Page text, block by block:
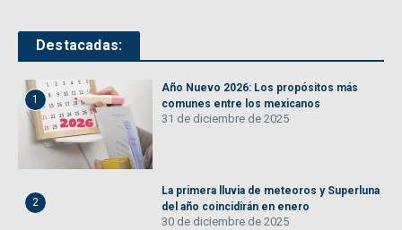
Destacadas:
1
Año Nuevo 2026: Los propósitos más
comunes entre los mexicanos
31 de diciembre de 2025
2
La primera lluvia de meteoros y Superluna
del año coincidirán en enero
30 de diciembre de 2025